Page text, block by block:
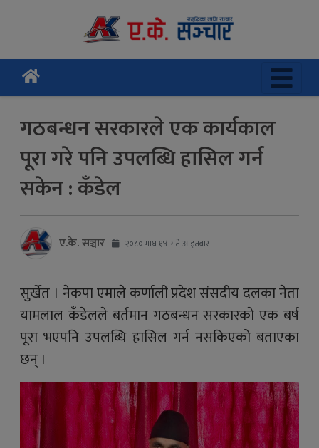
गठबन्धन सरकारले एक कार्यकाल
पूरा गरे पनि उपलब्धि हासिल गर्न
सकेन : कँडेल
ए.के. सञ्चार २०८० माघ १४ गते आइतबार
सुर्खेत । नेकपा एमाले कर्णाली प्रदेश संसदीय दलका नेता
यामलाल कँडेलले बर्तमान गठबन्धन सरकारकाे एक बर्ष
पूरा भएपनि उपलब्धि हासिल गर्न नसकिएको बताएका
छन् ।